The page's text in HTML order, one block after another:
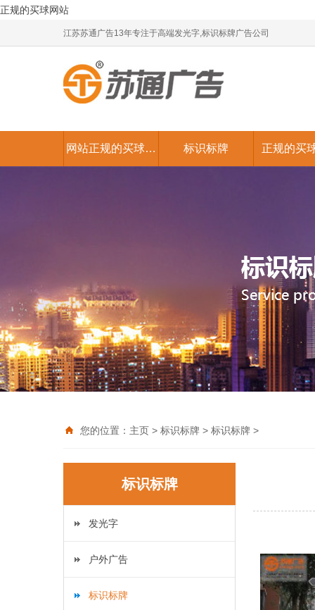
正规的买球网站
江苏苏通广告13年专注于高端发光字,标识标牌广告公司
网站正规的买球网 标识标牌 正规的买
您的位置： 主页 > 标识标牌 > 标识标牌 >
标识标牌
发光字
户外广告
标识标牌